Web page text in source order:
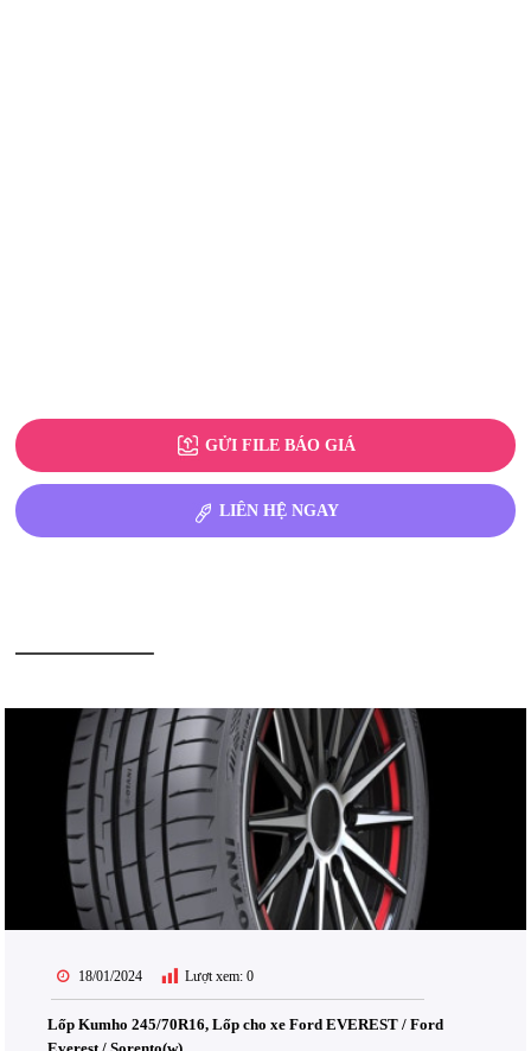
GỬI FILE BÁO GIÁ
LIÊN HỆ NGAY
18/01/2024 Lượt xem: 0
Lốp Kumho 245/70R16, Lốp cho xe Ford EVEREST / Ford
Everest / Sorento(w)